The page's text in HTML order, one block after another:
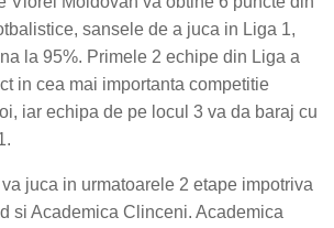
sansele de a juca in Liga 1,
la 95%. Primele 2 echipe din Liga a
in cea mai importanta competitie
iar echipa de pe locul 3 va da baraj cu
juca in urmatoarele 2 etape impotriva
si Academica Clinceni. Academica